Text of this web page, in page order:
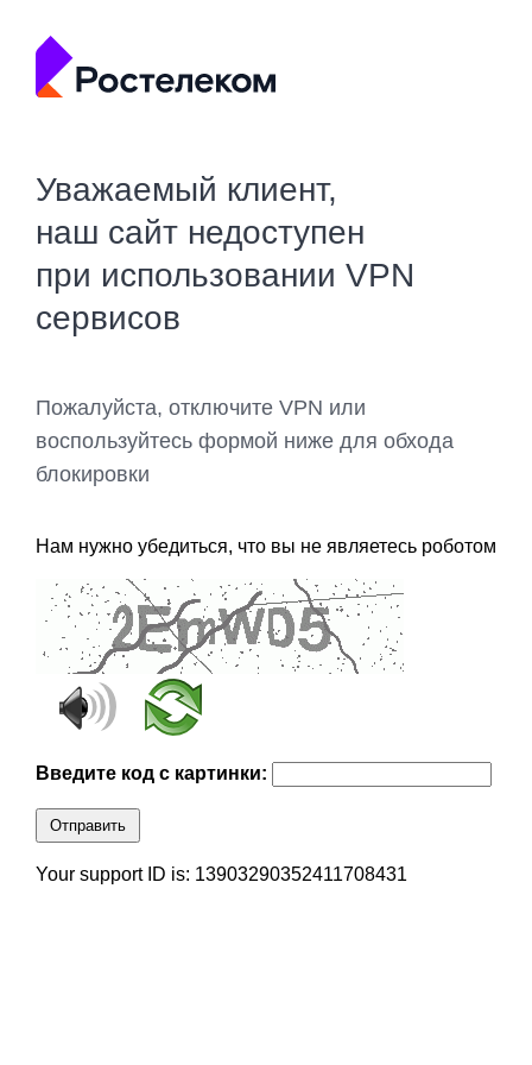
Уважаемый клиент,
наш сайт недоступен
при использовании VPN
сервисов
Пожалуйста, отключите VPN или
воспользуйтесь формой ниже для обхода
блокировки
Нам нужно убедиться, что вы не являетесь роботом
Введите код с картинки:
Отправить
Your support ID is: 13903290352411708431